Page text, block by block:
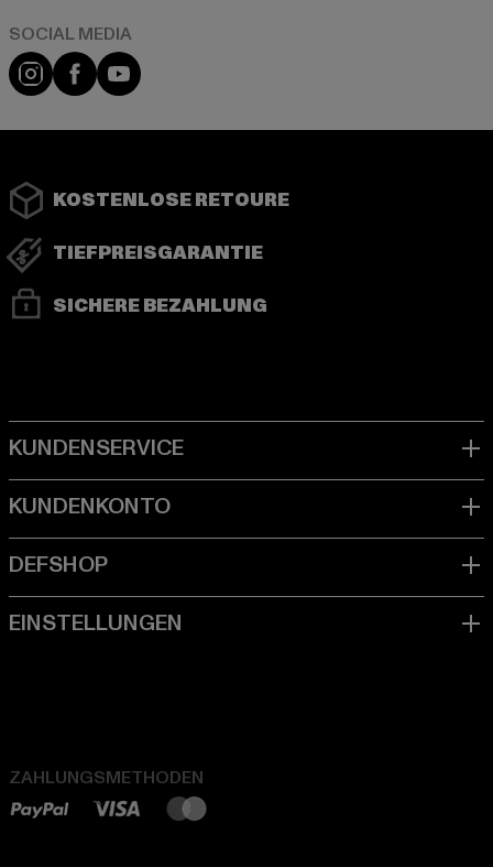
Instagram
FacebookYouTube
KOSTENLOSE RETOURE
TIEFPREISGARANTIE
SICHERE BEZAHLUNG
ZAHLUNGSMETHODEN